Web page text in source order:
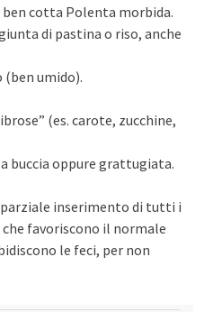
cotta Polenta morbida.
di pastina o riso, anche
(ben umido).
(es. carote, zucchine,
buccia oppure grattugiata.
parziale inserimento di tutti i
favoriscono il normale
le feci, per non